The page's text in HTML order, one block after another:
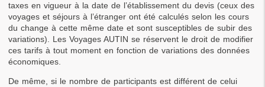
taxes en vigueur à la date de l’établissement du devis (ceux des
voyages et séjours à l’étranger ont été calculés selon les cours
du change à cette même date et sont susceptibles de subir des
variations). Les Voyages AUTIN se réservent le droit de modifier
ces tarifs à tout moment en fonction de variations des données
économiques.
De même, si le nombre de participants est différent de celui